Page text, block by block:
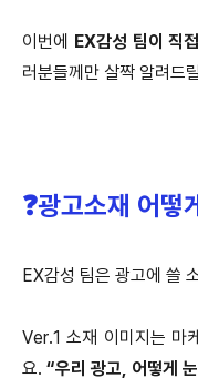
이번에 EX감성 팀이 직
러분들께만 살짝 알려드
❓광고소재 어떻
EX감성 팀은 광고에 쓸
Ver.1 소재 이미지는 마
요. “우리 광고, 어떻게